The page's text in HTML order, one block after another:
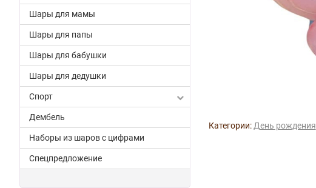
Шары для мамы
Шары для папы
Шары для бабушки
Шары для дедушки
Спорт
Дембель
Наборы из шаров с цифрами
Спецпредложение
Категории: День рождения